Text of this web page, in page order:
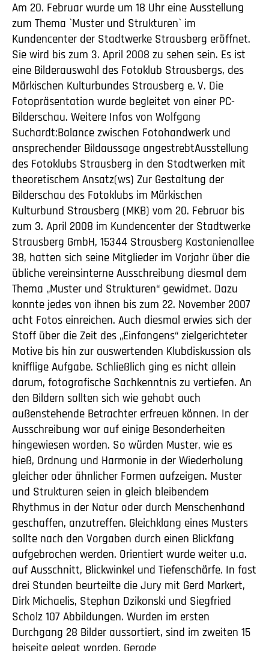
Am 20. Februar wurde um 18 Uhr eine Ausstellung
zum Thema `Muster und Strukturen` im
Kundencenter der Stadtwerke Strausberg eröffnet.
Sie wird bis zum 3. April 2008 zu sehen sein. Es ist
eine Bilderauswahl des Fotoklub Strausbergs, des
Märkischen Kulturbundes Strausberg e. V. Die
Fotopräsentation wurde begleitet von einer PC-
Bilderschau. Weitere Infos von Wolfgang
Suchardt:Balance zwischen Fotohandwerk und
ansprechender Bildaussage angestrebtAusstellung
des Fotoklubs Strausberg in den Stadtwerken mit
theoretischem Ansatz(ws) Zur Gestaltung der
Bilderschau des Fotoklubs im Märkischen
Kulturbund Strausberg (MKB) vom 20. Februar bis
zum 3. April 2008 im Kundencenter der Stadtwerke
Strausberg GmbH, 15344 Strausberg Kastanienallee
38, hatten sich seine Mitglieder im Vorjahr über die
übliche vereinsinterne Ausschreibung diesmal dem
Thema „Muster und Strukturen“ gewidmet. Dazu
konnte jedes von ihnen bis zum 22. November 2007
acht Fotos einreichen. Auch diesmal erwies sich der
Stoff über die Zeit des „Einfangens“ zielgerichteter
Motive bis hin zur auswertenden Klubdiskussion als
knifflige Aufgabe. Schließlich ging es nicht allein
darum, fotografische Sachkenntnis zu vertiefen. An
den Bildern sollten sich wie gehabt auch
außenstehende Betrachter erfreuen können. In der
Ausschreibung war auf einige Besonderheiten
hingewiesen worden. So würden Muster, wie es
hieß, Ordnung und Harmonie in der Wiederholung
gleicher oder ähnlicher Formen aufzeigen. Muster
und Strukturen seien in gleich bleibendem
Rhythmus in der Natur oder durch Menschenhand
geschaffen, anzutreffen. Gleichklang eines Musters
sollte nach den Vorgaben durch einen Blickfang
aufgebrochen werden. Orientiert wurde weiter u.a.
auf Ausschnitt, Blickwinkel und Tiefenschärfe. In fast
drei Stunden beurteilte die Jury mit Gerd Markert,
Dirk Michaelis, Stephan Dzikonski und Siegfried
Scholz 107 Abbildungen. Wurden im ersten
Durchgang 28 Bilder aussortiert, sind im zweiten 15